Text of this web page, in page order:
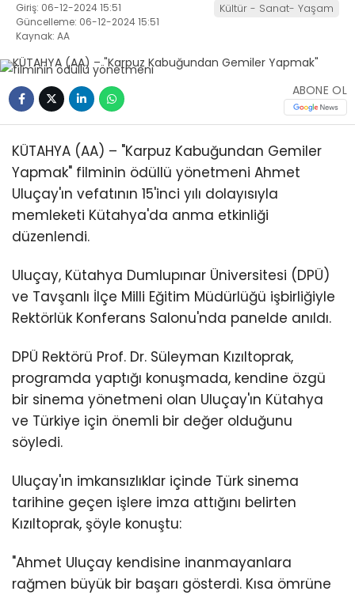
Giriş: 06-12-2024 15:51
Güncelleme: 06-12-2024 15:51
Kaynak: AA
Kültür - Sanat- Yaşam
ABONE OL
KÜTAHYA (AA) – "Karpuz Kabuğundan Gemiler
Yapmak" filminin ödüllü yönetmeni Ahmet
Uluçay'ın vefatının 15'inci yılı dolayısıyla
memleketi Kütahya'da anma etkinliği
düzenlendi.
Uluçay, Kütahya Dumlupınar Üniversitesi (DPÜ)
ve Tavşanlı İlçe Milli Eğitim Müdürlüğü işbirliğiyle
Rektörlük Konferans Salonu'nda panelde anıldı.
DPÜ Rektörü Prof. Dr. Süleyman Kızıltoprak,
programda yaptığı konuşmada, kendine özgü
bir sinema yönetmeni olan Uluçay'ın Kütahya
ve Türkiye için önemli bir değer olduğunu
söyledi.
Uluçay'ın imkansızlıklar içinde Türk sinema
tarihine geçen işlere imza attığını belirten
Kızıltoprak, şöyle konuştu:
"Ahmet Uluçay kendisine inanmayanlara
rağmen büyük bir başarı gösterdi. Kısa ömrüne